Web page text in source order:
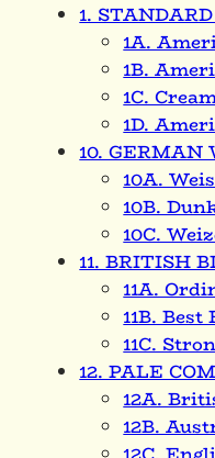
1.
1A.
1B.
1C.
1D.
10. GERMAN
10A.
10B.
10C.
11. BRITISH
11A.
11B.
11C.
12. PALE
12A.
12B.